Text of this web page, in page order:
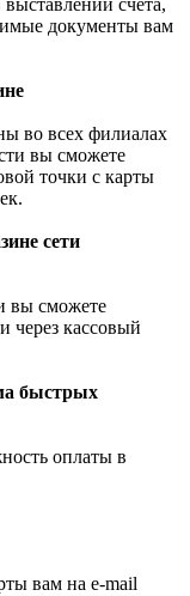
счета,
документы вам
во всех филиалах
вы сможете
точки с карты
сети
вы сможете
через кассовый
быстрых
оплаты в
вам на e-mail